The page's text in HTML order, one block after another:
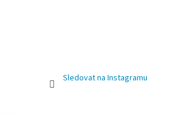
Sledovat na Instagramu